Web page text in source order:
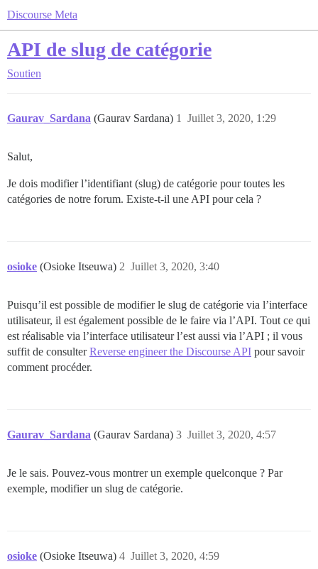
Discourse Meta
API de slug de catégorie
Soutien
Gaurav_Sardana (Gaurav Sardana) Juillet 3, 2020, 1:29
1
Salut,
Je dois modifier l’identifiant (slug) de catégorie pour toutes les
catégories de notre forum. Existe-t-il une API pour cela ?
osioke (Osioke Itseuwa) Juillet 3, 2020, 3:40
2
Puisqu’il est possible de modifier le slug de catégorie via l’interface
utilisateur, il est également possible de le faire via l’API. Tout ce qui
est réalisable via l’interface utilisateur l’est aussi via l’API ; il vous
suffit de consulterReverse engineer the Discourse API pour savoir
comment procéder.
Gaurav_Sardana (Gaurav Sardana) Juillet 3, 2020, 4:57
3
Je le sais. Pouvez-vous montrer un exemple quelconque ? Par
exemple, modifier un slug de catégorie.
osioke (Osioke Itseuwa) Juillet 3, 2020, 4:59
4